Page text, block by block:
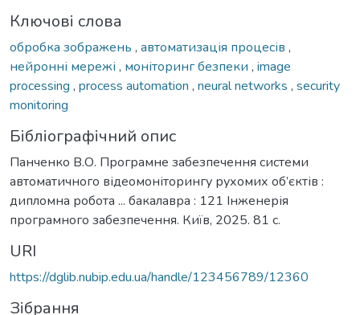
Ключові слова
обробка зображень , автоматизація процесів ,
нейронні мережі , моніторинг безпеки , image
processing , process automation , neural networks , security
monitoring
Бібліографічний опис
Панченко В.О. Програмне забезпечення системи
автоматичного відеомоніторингу рухомих об’єктів :
дипломна робота ... бакалавра : 121 Інженерія
програмного забезпечення. Київ, 2025. 81 с.
URI
https://dglib.nubip.edu.ua/handle/123456789/12360
Зібрання